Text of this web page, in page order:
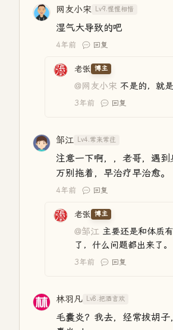
网友小宋 Lv9.惺惺相惜
湿气大导致的吧
4年前 回复
老张 博主
@网友小宋 不是的，就
3年前 回复
邹江 Lv4.常来常往
注意一下啊，，老哥，遇到
万别拖着，早治疗早治愈。
4年前 回复
老张 博主
@邹江 主要还是和体质
了，什么问题都出来了。
3年前 回复
林羽凡 Lv8.把酒言欢
毛囊炎？我去，经常拔胡